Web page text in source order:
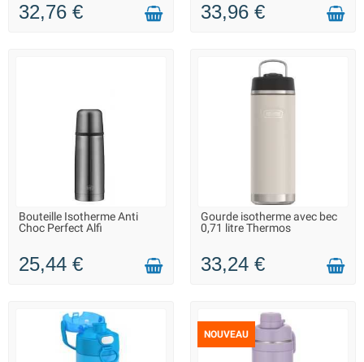
32,76 € 33,96 €
LIVRAISON 2 À 3 JOURS
Bouteille Isotherme Anti
Choc Perfect Alfi
25,44 €
LIVRAISON 2 À 3 JOURS
Gourde isotherme avec bec
0,71 litre Thermos
33,24 €
NOUVEAU